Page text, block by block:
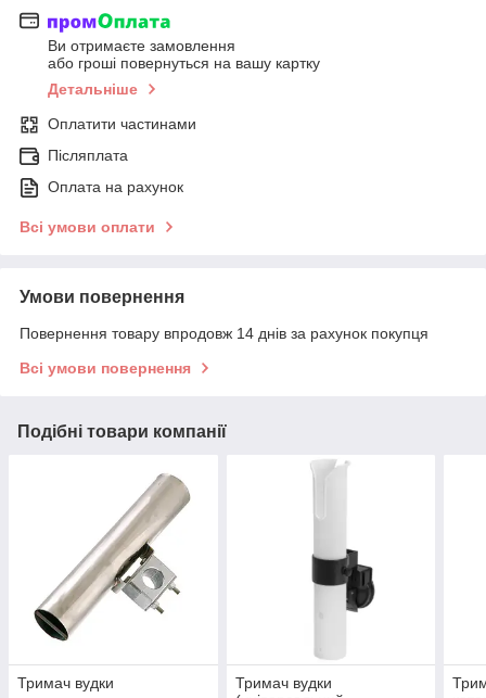
Ви отримаєте замовлення
або гроші повернуться на вашу картку
Детальніше
Оплатити частинами
Післяплата
Оплата на рахунок
Всі умови оплати
Умови повернення
Повернення товару впродовж 14 днів за рахунок покупця
Всі умови повернення
Подібні товари компанії
Тримач вудки
Тримач вудки